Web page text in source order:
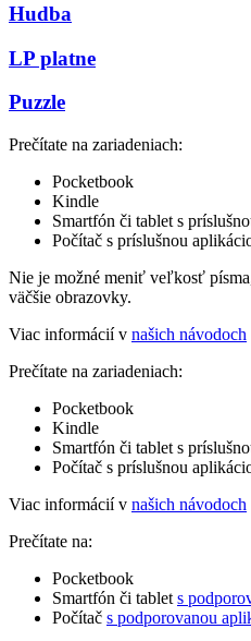
Hudba
LP platne
Puzzle
Prečítate na zariadeniach:
Pocketbook
Kindle
Smartfón či tablet s
Počítač s príslušnou
Nie je možné meniť veľkosť
väčšie obrazovky.
Viac informácií v našich návodoch
Prečítate na zariadeniach:
Pocketbook
Kindle
Smartfón či tablet s
Počítač s príslušnou
Viac informácií v našich návodoch
Prečítate na:
Pocketbook
Smartfón či tablet s
Počítač s podporovanou